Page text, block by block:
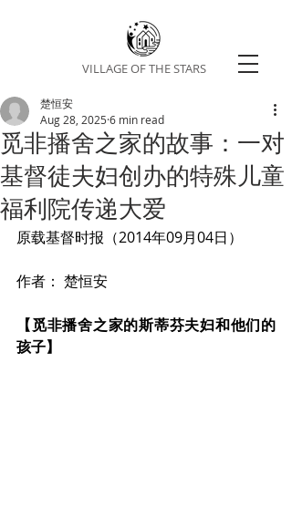
VILLAGE OF THE STARS
觅非播舍之家的故事：一对
基督徒夫妇创办的特殊儿童
福利院传递大爱
楚恒安
Aug 28, 2025 6 min read
原载基督时报（2014年09月04日）
作者： 楚恒安
【觅非播舍之家的斯蒂芬夫妇和他们的
孩子】